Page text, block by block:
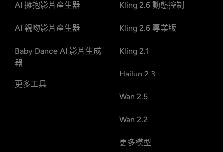
AI 擁抱影片產生器
AI 親吻影片產生器
Baby Dance AI 影片生成
器
更多工具
Kling 2.6 動態控制
Kling 2.6 專業版
Kling 2.1
Hailuo 2.3
Wan 2.5
Wan 2.2
更多模型